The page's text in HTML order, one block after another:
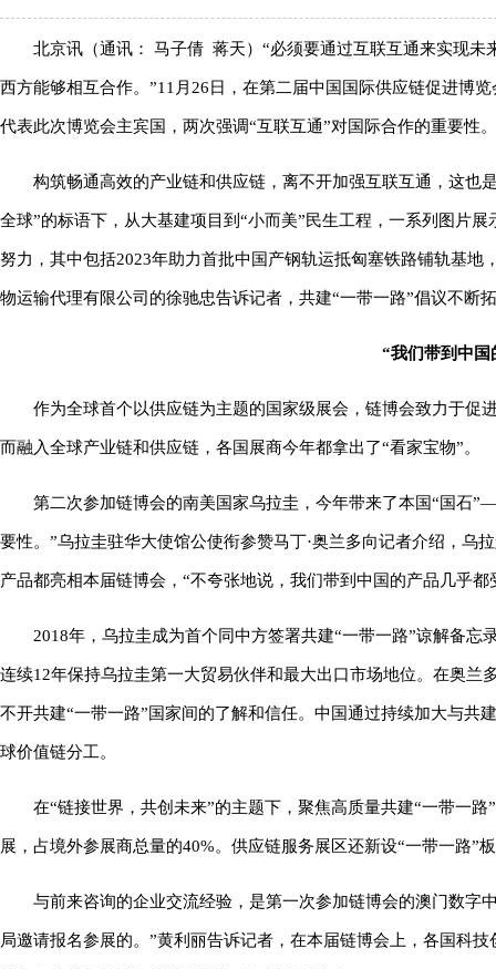
北京讯（通讯： 马子倩 蒋天）“必须要通过互联互通来实现
西方能够相互合作。”11月26日，在第二届中国国际供应链促进博
代表此次博览会主宾国，两次强调“互联互通”对国际合作的重要性。
构筑畅通高效的产业链和供应链，离不开加强互联互通，这也
全球”的标语下，从大基建项目到“小而美”民生工程，一系列图片
努力，其中包括2023年助力首批中国产钢轨运抵匈塞铁路铺轨基
物运输代理有限公司的徐驰忠告诉记者，共建“一带一路”倡议不断
“我们带到中国
作为全球首个以供应链为主题的国家级展会，链博会致力于促
而融入全球产业链和供应链，各国展商今年都拿出了“看家宝物”。
第二次参加链博会的南美国家乌拉圭，今年带来了本国“国石
要性。”乌拉圭驻华大使馆公使衔参赞马丁·奥兰多向记者介绍，乌
产品都亮相本届链博会，“不夸张地说，我们带到中国的产品几乎都
2018年，乌拉圭成为首个同中方签署共建“一带一路”谅解备
连续12年保持乌拉圭第一大贸易伙伴和最大出口市场地位。在奥
不开共建“一带一路”国家间的了解和信任。中国通过持续加大与共
球价值链分工。
在“链接世界，共创未来”的主题下，聚焦高质量共建“一带一
展，占境外参展商总量的40%。供应链服务展区还新设“一带一路”
与前来咨询的企业交流经验，是第一次参加链博会的澳门数字
局邀请报名参展的。”黄利丽告诉记者，在本届链博会上，各国科